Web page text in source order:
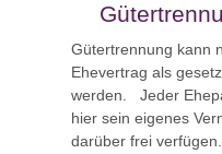
Gütertrennung kann
Ehevertrag als
werden. Jeder
hier sein eigenes
darüber frei